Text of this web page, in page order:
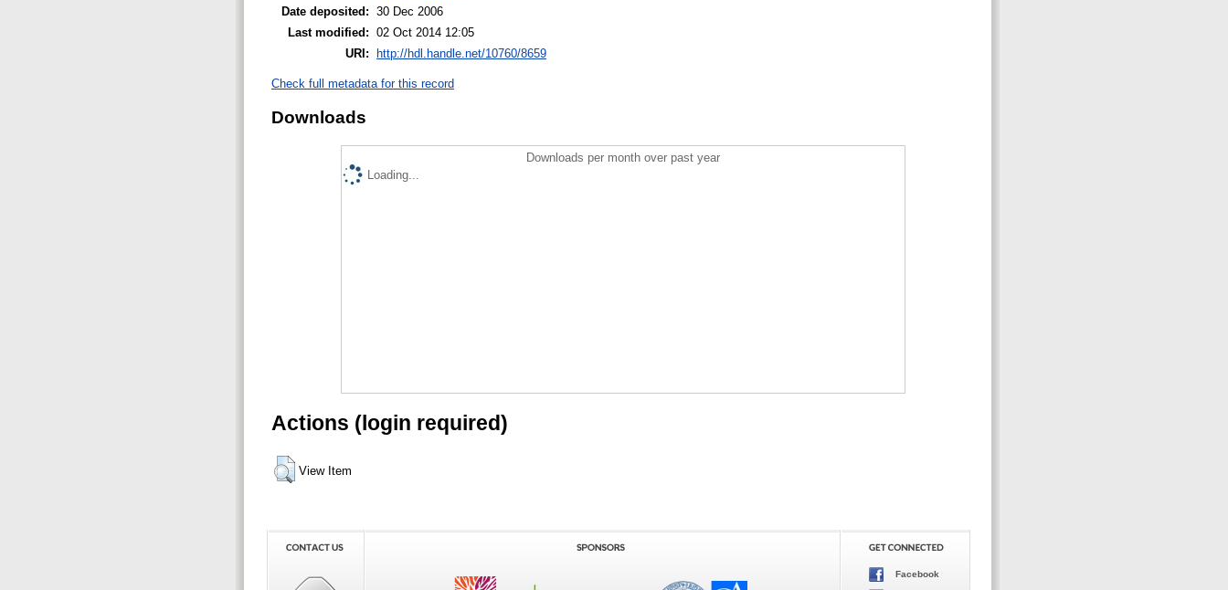
Date deposited: 30 Dec 2006
Last modified: 02 Oct 2014 12:05
URI:
http://hdl.handle.net/10760/8659
Check full metadata for this record
Downloads
Downloads per month over past year
Loading...
Actions (login required)
View Item
Facebook